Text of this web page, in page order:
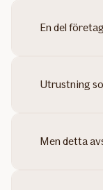
En del
Utrustning
Men detta